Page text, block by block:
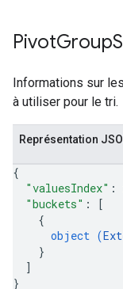
PivotGroup
Informations sur
à utiliser pour le tri.
Représentation
{
"valuesIndex" :
"buckets" :
[
{
object (
}
]
}